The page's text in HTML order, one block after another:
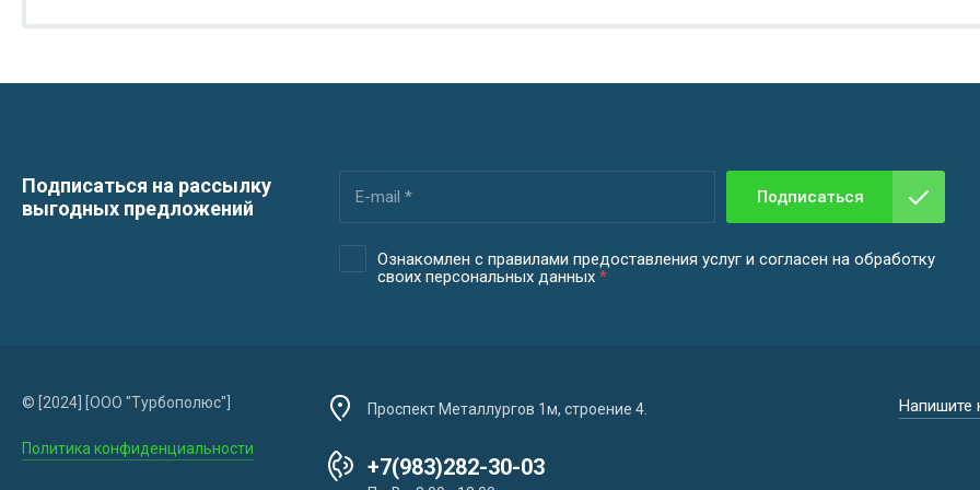
Подписаться на рассылку
выгодных предложений
Ознакомлен с правилами предоставления услуг и согласен на обработку
своих персональных данных *
Подписаться
© [2024] [ООО "Турбополюс"]
Политика конфиденциальности
Проспект Металлургов 1м, строение 4.
+7(983)282-30-03
Напишите